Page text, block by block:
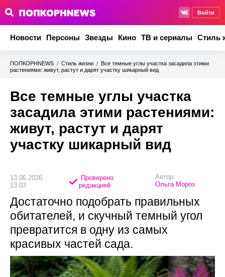
Войти
Новости Персоны Звезды Кино ТВ и сериалы Стиль
ПОПКОРНNEWS / Стиль жизни / Все темные углы участка засадила этими
растениями: живут, растут и дарят участку шикарный вид
Все темные углы участка
засадила этими растениями:
живут, растут и дарят
участку шикарный вид
13.06.2026
13:03
Проверено
редакцией
Автор:
Ольга Мороз
Достаточно подобрать правильных
обитателей, и скучный темный угол
превратится в одну из самых
красивых частей сада.